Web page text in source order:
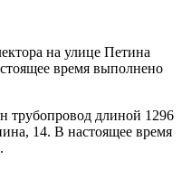
на улице Петина
время выполнено
трубопровод длиной 1296
14. В настоящее время